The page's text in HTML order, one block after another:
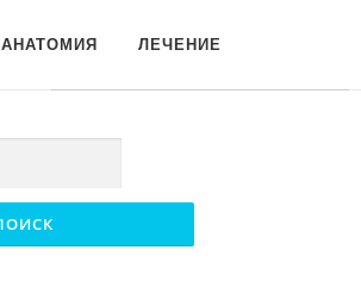
АНАТОМИЯ ЛЕЧЕНИЕ
Для любых предложений по